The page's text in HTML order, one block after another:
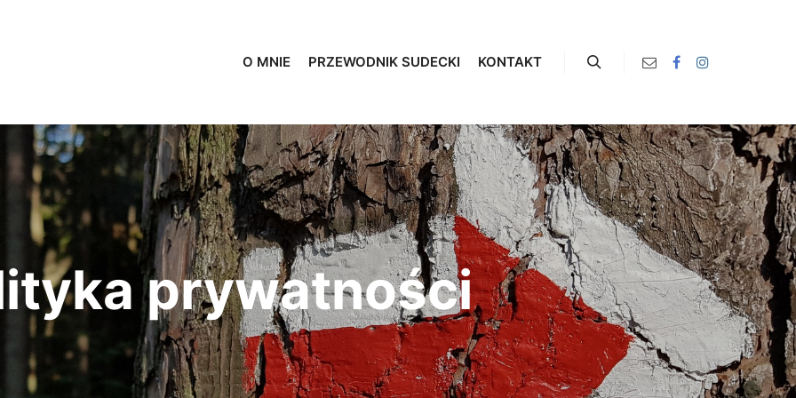
O MNIE PRZEWODNIK SUDECKI KONTAKT
prywatności